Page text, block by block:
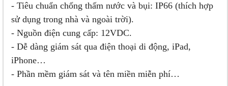
- Tiêu chuẩn chống thấm nước và bụi: IP66 (thích hợp
sử dụng trong nhà và ngoài trời).
- Nguồn điện cung cấp: 12VDC.
- Dễ dàng giám sát qua điện thoại di động, iPad,
iPhone…
- Phần mềm giám sát và tên miền miễn phí…